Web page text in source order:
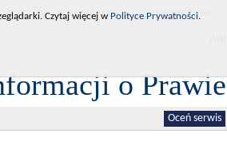
RCL Dziennik Ustaw Monitor Polski
o Prawie
Oceń serwis
Czytaj więcej w Polityce Prywatności.